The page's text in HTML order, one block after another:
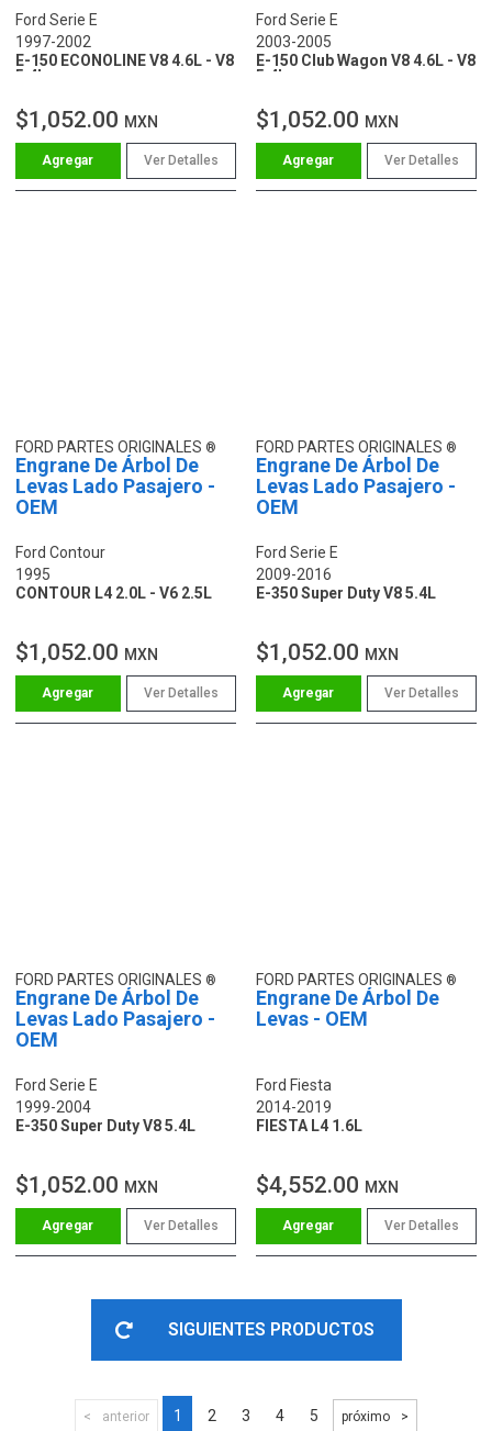
Ford Serie E
1997-2002
E-150 ECONOLINE V8 4.6L - V8
5.4L
$1,052.00 MXN
Ver Detalles
Ford Serie E
2003-2005
E-150 Club Wagon V8 4.6L - V8
5.4L
$1,052.00 MXN
Ver Detalles
FORD PARTES ORIGINALES
Engrane De Árbol De
Levas Lado Pasajero -
OEM
Ford Contour
1995
CONTOUR L4 2.0L - V6 2.5L
$1,052.00 MXN
Ver Detalles
FORD PARTES ORIGINALES
Engrane De Árbol De
Levas Lado Pasajero -
OEM
Ford Serie E
2009-2016
E-350 Super Duty V8 5.4L
$1,052.00 MXN
Ver Detalles
FORD PARTES ORIGINALES
Engrane De Árbol De
Levas Lado Pasajero -
OEM
Ford Serie E
1999-2004
E-350 Super Duty V8 5.4L
$1,052.00 MXN
Ver Detalles
FORD PARTES ORIGINALES
Engrane De Árbol De
Levas - OEM
Ford Fiesta
2014-2019
FIESTA L4 1.6L
$4,552.00 MXN
Ver Detalles
SIGUIENTES PRODUCTOS
anterior 1 2 3 4 5 próximo